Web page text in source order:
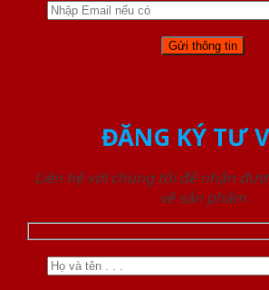
ĐĂNG KÝ TƯ
Liên hệ với chúng tôi để nhận
về sản phẩm